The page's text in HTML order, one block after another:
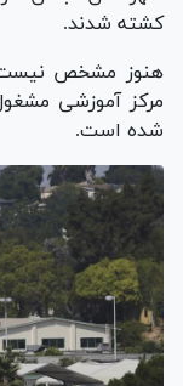
کشته شدند.
هنوز مشخص نیست
مرکز آموزشی
شده است.